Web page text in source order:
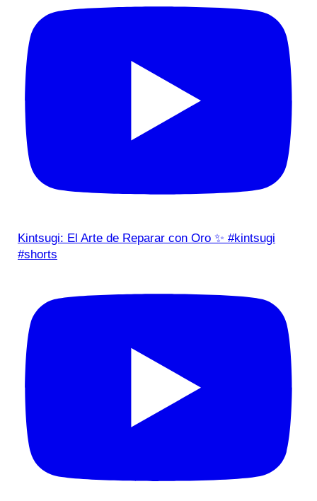
Kintsugi: El Arte de Reparar con Oro ✨ #kintsugi
#shorts